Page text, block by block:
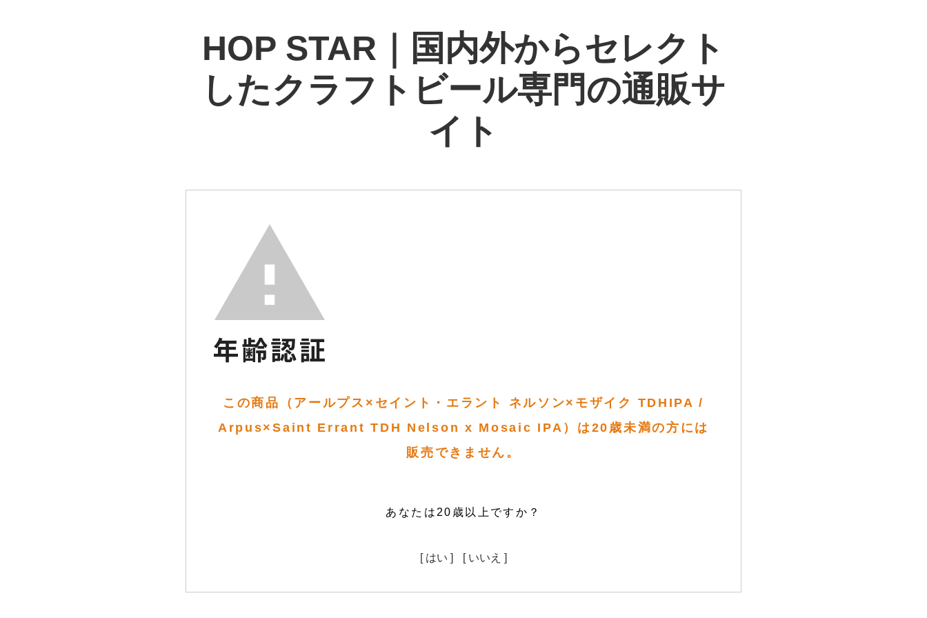
HOP STAR｜国内外からセレクト
したクラフトビール専門の通販サ
イト
この商品（アールプス×セイント・エラント ネルソン×モザイク TDHIPA /
Arpus×Saint Errant TDH Nelson x Mosaic IPA）は20歳未満の方には
販売できません。
あなたは20歳以上ですか？
[ はい ] [ いいえ ]